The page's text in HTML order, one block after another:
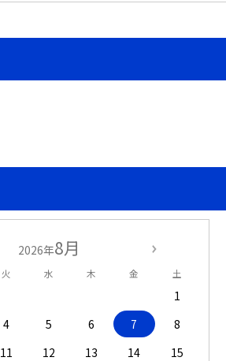
2026年8月
火 水 木 金 土
1
4 5 6 7
8
11 12 13 14
15